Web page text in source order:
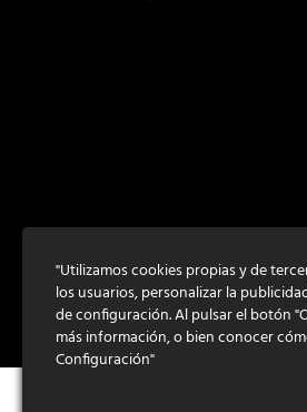
"Utilizamos cookies propias y de
los usuarios, personalizar la
de configuración. Al pulsar el botón
más información, o bien conocer
Configuración"